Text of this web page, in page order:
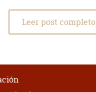
Leer post completo